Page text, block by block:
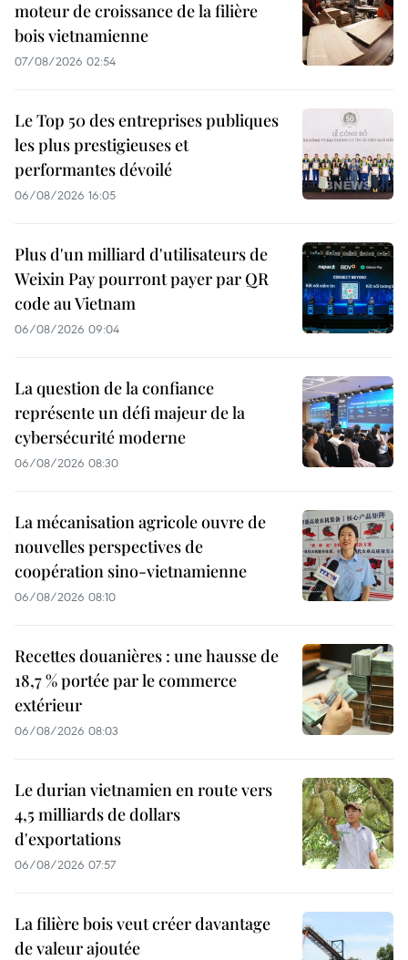
moteur de croissance de la filière
bois vietnamienne
07/08/2026 02:54
Le Top 50 des entreprises publiques
les plus prestigieuses et
performantes dévoilé
06/08/2026 16:05
Plus d'un milliard d'utilisateurs de
Weixin Pay pourront payer par QR
code au Vietnam
06/08/2026 09:04
La question de la confiance
représente un défi majeur de la
cybersécurité moderne
06/08/2026 08:30
La mécanisation agricole ouvre de
nouvelles perspectives de
coopération sino-vietnamienne
06/08/2026 08:10
Recettes douanières : une hausse de
18,7 % portée par le commerce
extérieur
06/08/2026 08:03
Le durian vietnamien en route vers
4,5 milliards de dollars
d'exportations
06/08/2026 07:57
La filière bois veut créer davantage
de valeur ajoutée